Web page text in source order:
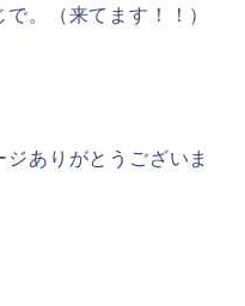
。（来てます！！）
ありがとうございま